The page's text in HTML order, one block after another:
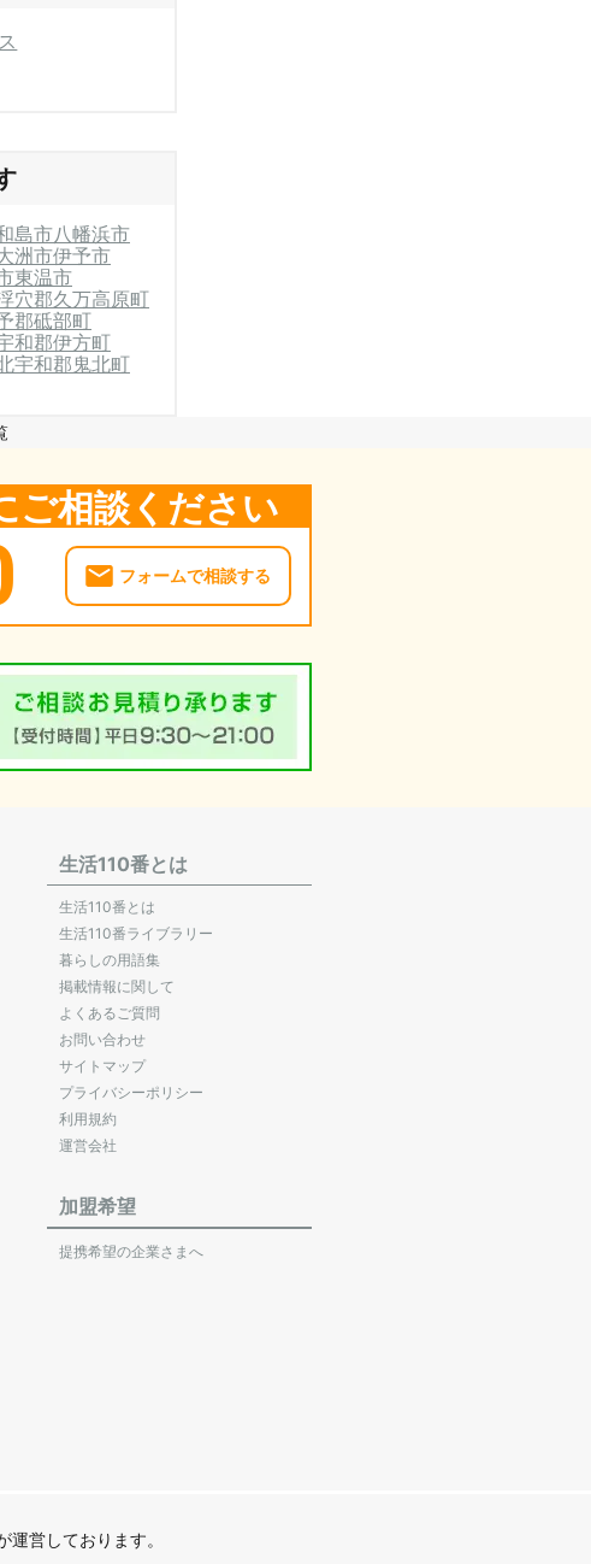
島市八幡浜市
洲市伊予市
東温市
穴郡久万高原町
郡砥部町
和郡伊方町
宇和郡鬼北町
ご相談ください
フォームで相談する
生活110番とは
生活110番とは
生活110番ライブラリー
暮らしの用語集
掲載情報に関して
よくあるご質問
お問い合わせ
サイトマップ
プライバシーポリシー
利用規約
運営会社
加盟希望
提携希望の企業さまへ
営しております。